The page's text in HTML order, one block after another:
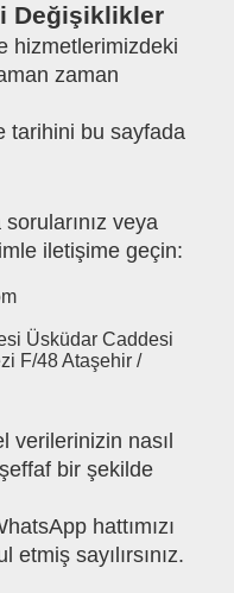
Değişiklikler
hizmetlerimizdeki
zaman
tarihini bu sayfada
veya
iletişime geçin:
Üsküdar Caddesi
F/48 Ataşehir /
verilerinizin nasıl
bir şekilde
hattımızı
sayılırsınız.